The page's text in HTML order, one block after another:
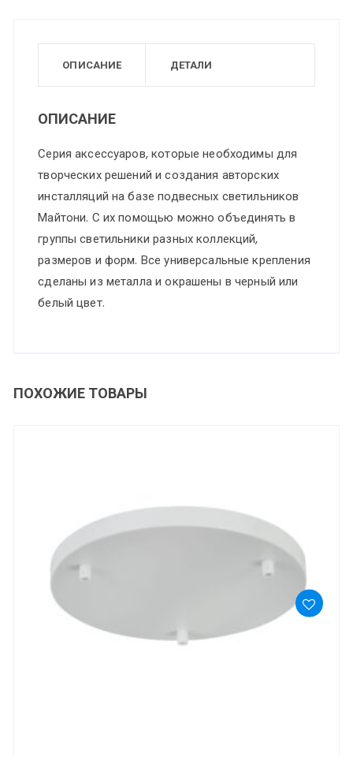
ОПИСАНИЕ ДЕТАЛИ
ОПИСАНИЕ
Серия аксессуаров, которые необходимы для
творческих решений и создания авторских
инсталляций на базе подвесных светильников
Майтони. С их помощью можно объединять в
группы светильники разных коллекций,
размеров и форм. Все универсальные крепления
сделаны из металла и окрашены в черный или
белый цвет.
ПОХОЖИЕ ТОВАРЫ